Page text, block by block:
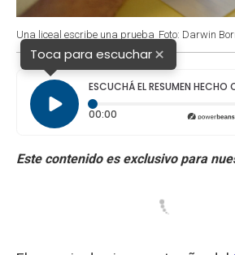
Una liceal escribe una prueba Foto: Darwin
Toca para escuchar×
ESCUCHÁ EL RESUMEN HECHO
00:00 Tiempo transcurrido: 0